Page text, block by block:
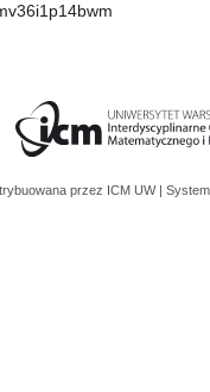
przez ICM UW |